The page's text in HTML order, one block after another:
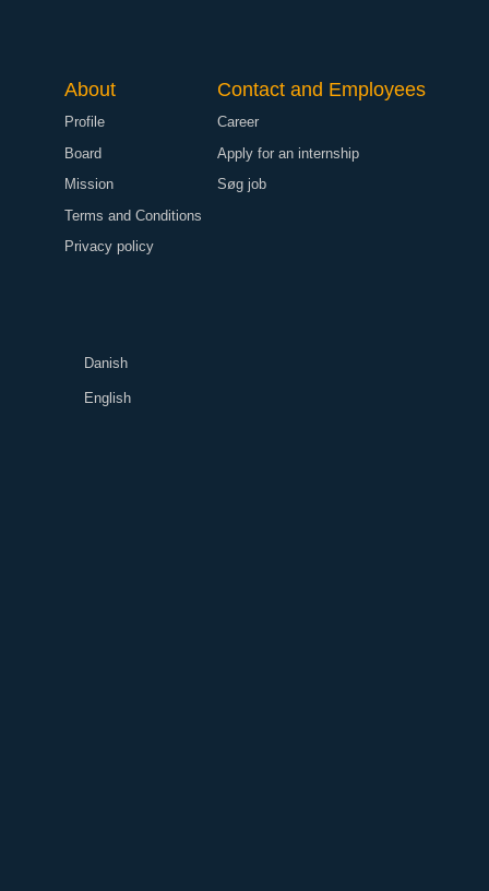
About
Profile
Board
Mission
Terms and Conditions
Privacy policy
Contact and Employees
Career
Apply for an internship
Søg job
Danish
English